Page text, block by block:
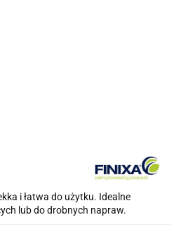
i łatwa do użytku. Idealne
lub do drobnych napraw.